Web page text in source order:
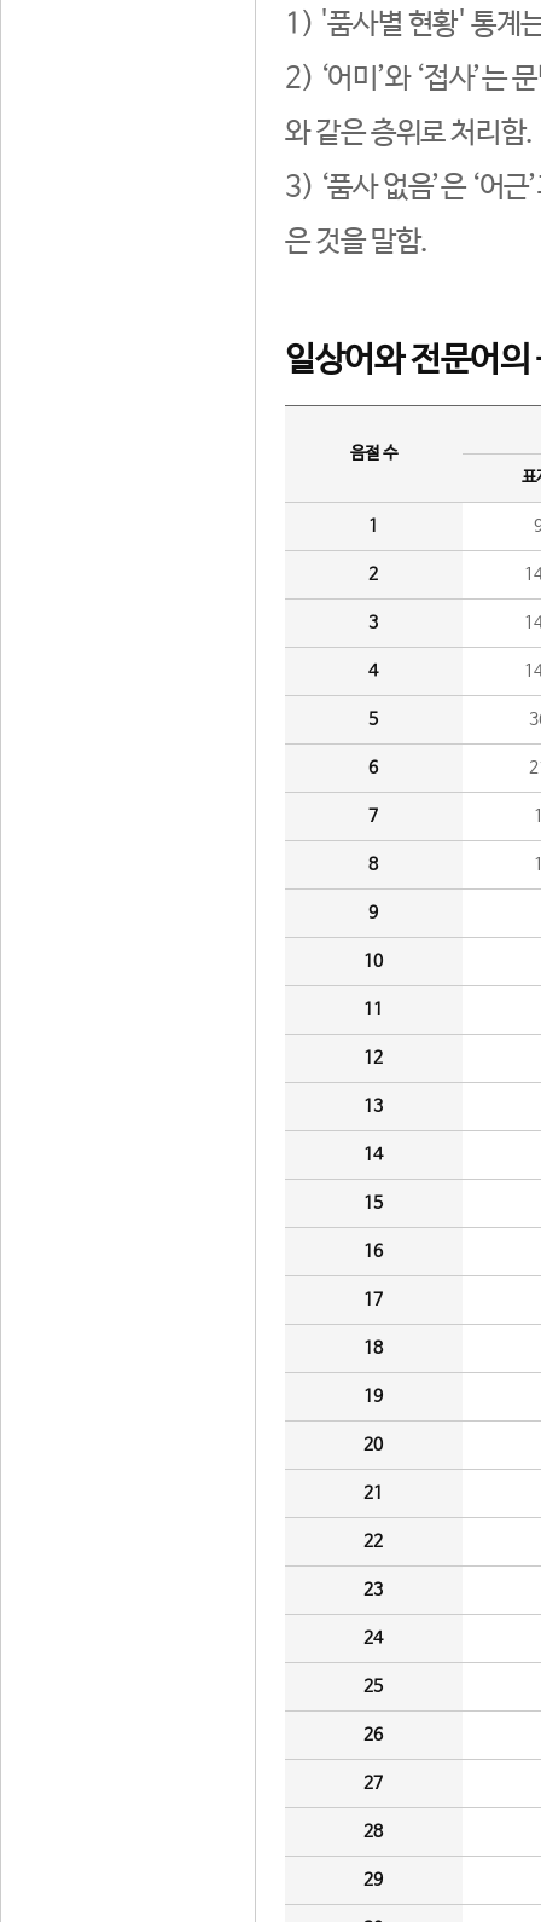
1) '품사별 현황' 통계
2) ‘어미’와 ‘접사’는
와 같은 층위로 처리함.
3) ‘품사 없음’은 ‘어
은 것을 말함.
일상어와 전문어의
음절 수
표
1
2
3
4
5
6
7
8
9
10
11
12
13
14
15
16
17
18
19
20
21
22
23
24
25
26
27
28
29